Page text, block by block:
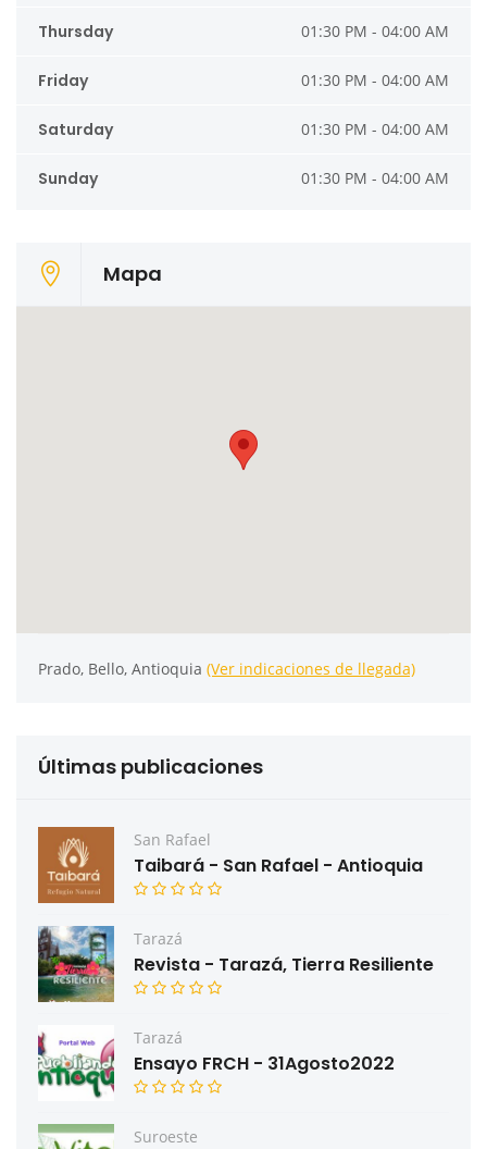
Thursday 01:30 PM - 04:00 AM
Friday 01:30 PM - 04:00 AM
Saturday 01:30 PM - 04:00 AM
Sunday 01:30 PM - 04:00 AM
Mapa
Prado, Bello, Antioquia (Ver indicaciones de llegada)
Últimas publicaciones
San Rafael
Taibará - San Rafael - Antioquia
Tarazá
Revista - Tarazá, Tierra Resiliente
Tarazá
Ensayo FRCH - 31Agosto2022
Suroeste